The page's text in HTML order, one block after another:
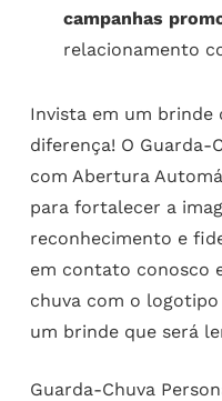
campanhas
relacionamento
Invista em um brinde
diferença! O Guarda-
com Abertura
para fortalecer a
reconhecimento e
em contato conosco
chuva com o
um brinde que será
Guarda-Chuva